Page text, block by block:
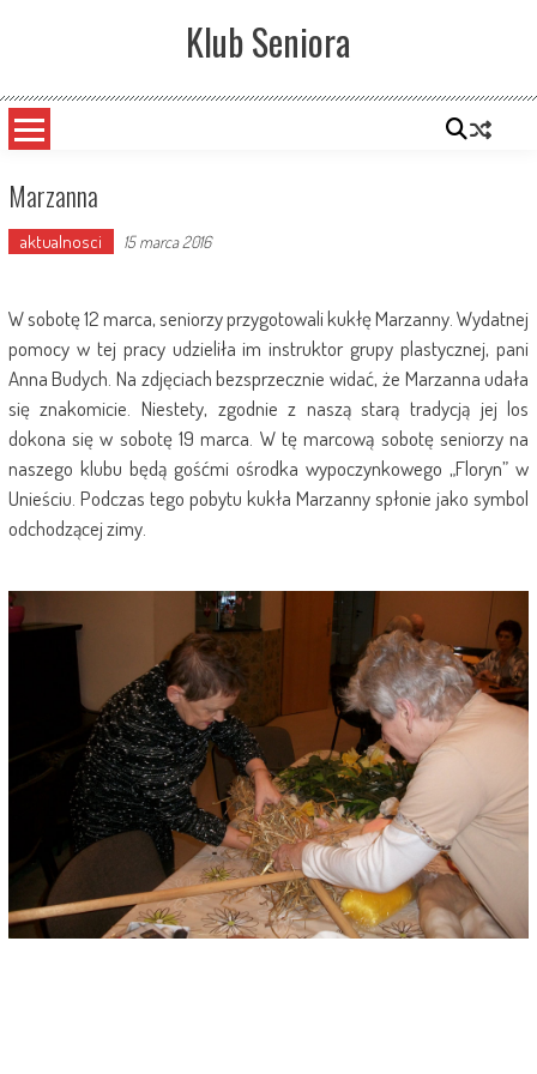
Klub Seniora
Marzanna
aktualnosci 15 marca 2016
W sobotę 12 marca, seniorzy przygotowali kukłę Marzanny. Wydatnej
pomocy w tej pracy udzieliła im instruktor grupy plastycznej, pani
Anna Budych. Na zdjęciach bezsprzecznie widać, że Marzanna udała
się znakomicie. Niestety, zgodnie z naszą starą tradycją jej los
dokona się w sobotę 19 marca. W tę marcową sobotę seniorzy na
naszego klubu będą gośćmi ośrodka wypoczynkowego „Floryn” w
Unieściu. Podczas tego pobytu kukła Marzanny spłonie jako symbol
odchodzącej zimy.